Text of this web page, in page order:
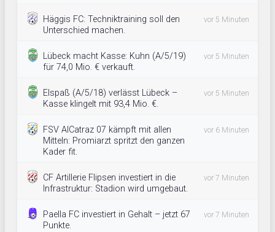
Häggis FC: Techniktraining soll den
Unterschied machen.
vor 5 Minuten
Lübeck macht Kasse: Kuhn (A/5/19)
für 74,0 Mio. € verkauft.
vor 5 Minuten
Elspaß (A/5/18) verlässt Lübeck –
Kasse klingelt mit 93,4 Mio. €.
vor 5 Minuten
FSV AlCatraz 07 kämpft mit allen
Mitteln: Promiarzt spritzt den ganzen
Kader fit.
vor 6 Minuten
CF Artillerie Flipsen investiert in die
Infrastruktur: Stadion wird umgebaut.
vor 7 Minuten
Paella FC investiert in Gehalt – jetzt 67
Punkte.
vor 7 Minuten